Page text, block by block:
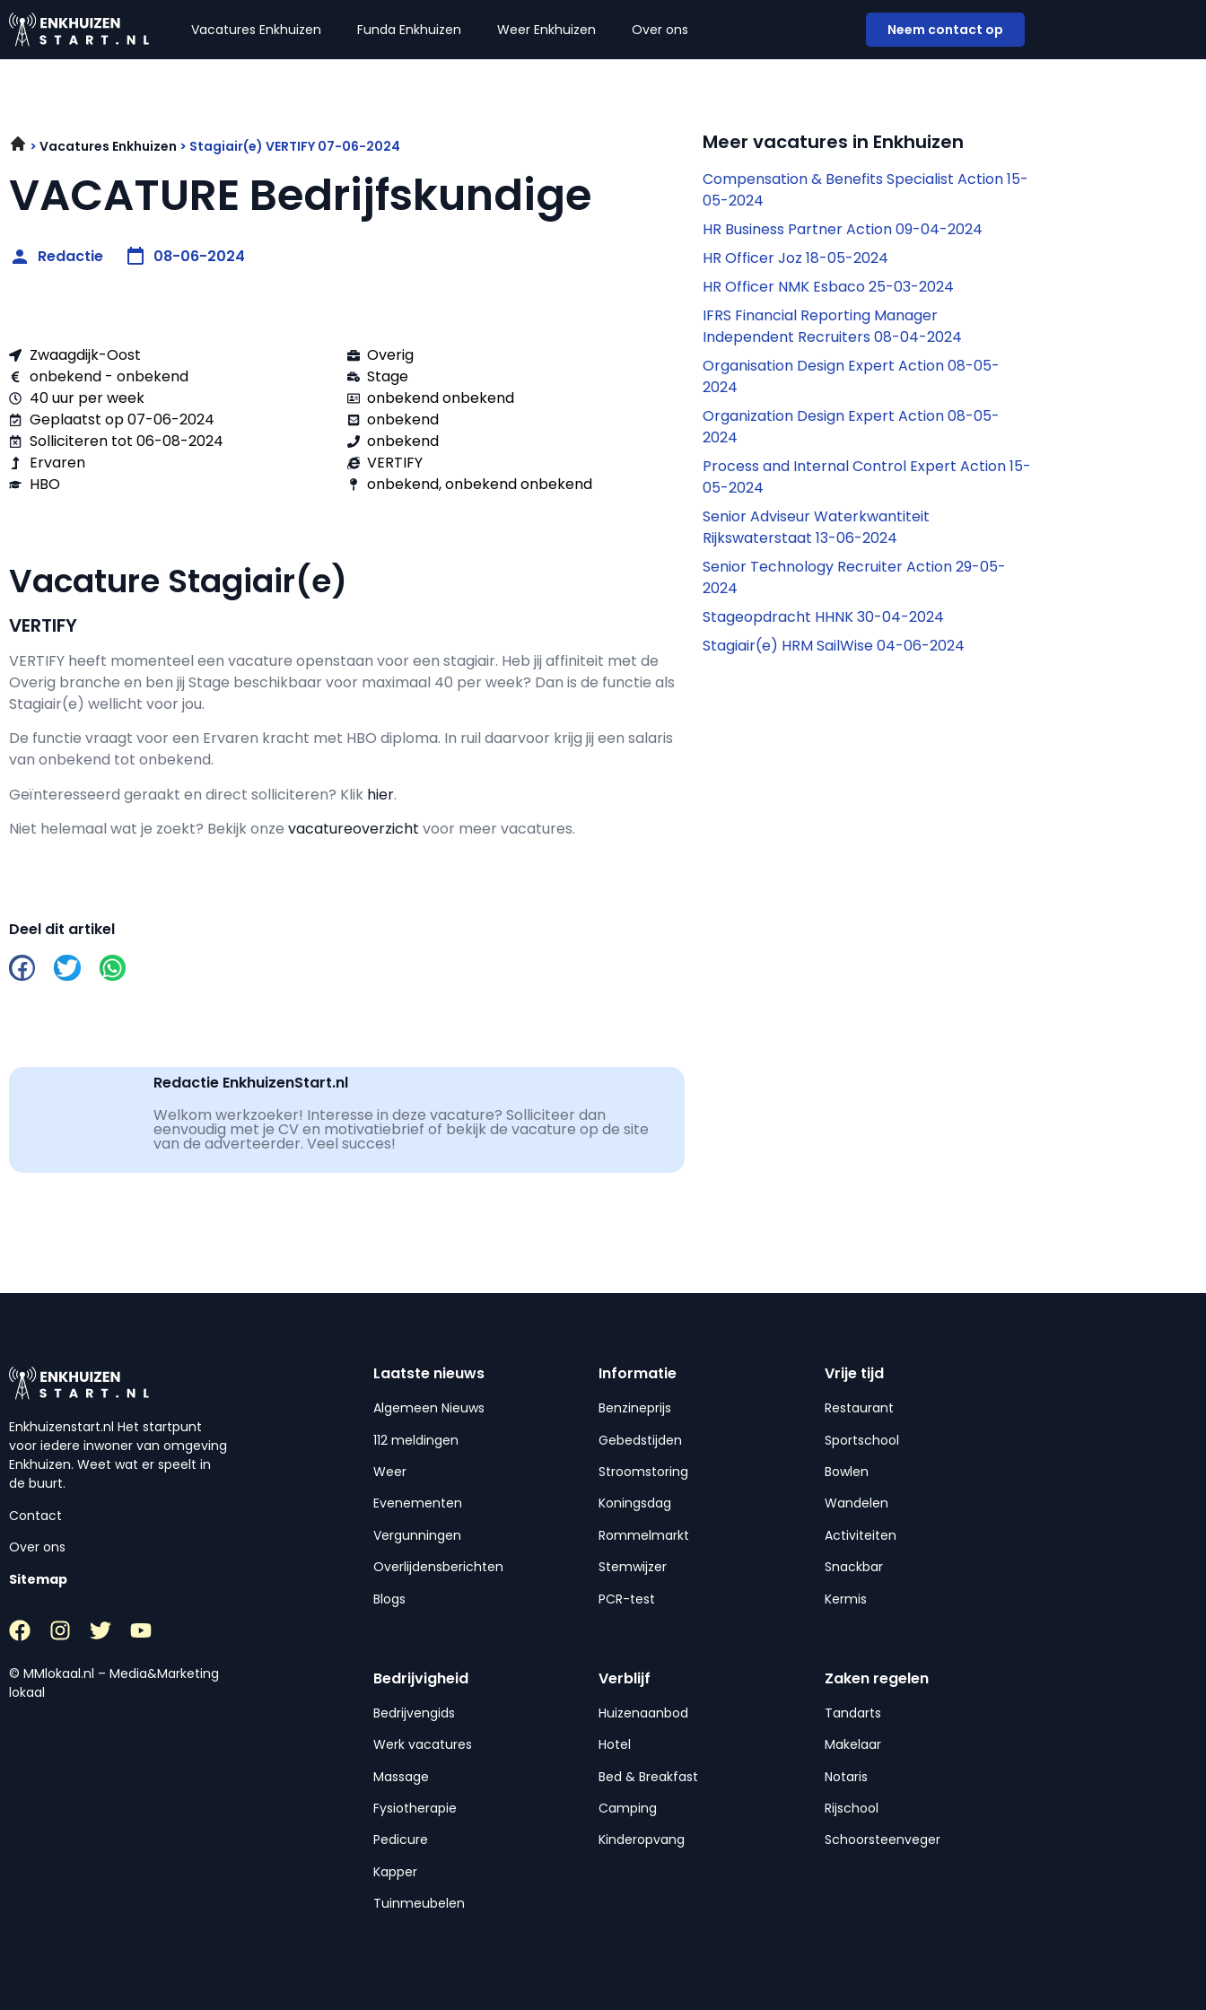
Vacatures Enkhuizen Funda Enkhuizen Weer Enkhuizen Over ons Neem contact op
Vacatures Enkhuizen Stagiair(e) VERTIFY 07-06-2024
VACATURE Bedrijfskundige
Redactie 08-06-2024
Zwaagdijk-Oost
onbekend - onbekend
40 uur per week
Geplaatst op 07-06-2024
Solliciteren tot 06-08-2024
Ervaren
HBO
Overig
Stage
onbekend onbekend
onbekend
onbekend
VERTIFY
onbekend, onbekend onbekend
Vacature Stagiair(e)
VERTIFY
VERTIFY heeft momenteel een vacature openstaan voor een stagiair. Heb jij affiniteit met de
Overig branche en ben jij Stage beschikbaar voor maximaal 40 per week? Dan is de functie als
Stagiair(e) wellicht voor jou.
De functie vraagt voor een Ervaren kracht met HBO diploma. In ruil daarvoor krijg jij een salaris
van onbekend tot onbekend.
Geïnteresseerd geraakt en direct solliciteren? Klik hier.
Niet helemaal wat je zoekt? Bekijk onze vacatureoverzicht voor meer vacatures.
Deel dit artikel
Redactie EnkhuizenStart.nl
Welkom werkzoeker! Interesse in deze vacature? Solliciteer dan
eenvoudig met je CV en motivatiebrief of bekijk de vacature op de site
van de adverteerder. Veel succes!
Meer vacatures in Enkhuizen
Compensation & Benefits Specialist Action 15-
05-2024
HR Business Partner Action 09-04-2024
HR Officer Joz 18-05-2024
HR Officer NMK Esbaco 25-03-2024
IFRS Financial Reporting Manager
Independent Recruiters 08-04-2024
Organisation Design Expert Action 08-05-
2024
Organization Design Expert Action 08-05-
2024
Process and Internal Control Expert Action 15-
05-2024
Senior Adviseur Waterkwantiteit
Rijkswaterstaat 13-06-2024
Senior Technology Recruiter Action 29-05-
2024
Stageopdracht HHNK 30-04-2024
Stagiair(e) HRM SailWise 04-06-2024
Enkhuizenstart.nl Het startpunt
voor iedere inwoner van omgeving
Enkhuizen. Weet wat er speelt in
de buurt.
Contact
Over ons
Sitemap
© MMlokaal.nl – Media&Marketing
lokaal
Laatste nieuws
Algemeen Nieuws
112 meldingen
Weer
Evenementen
Vergunningen
Overlijdensberichten
Blogs
Informatie
Benzineprijs
Gebedstijden
Stroomstoring
Koningsdag
Rommelmarkt
Stemwijzer
PCR-test
Vrije tijd
Restaurant
Sportschool
Bowlen
Wandelen
Activiteiten
Snackbar
Kermis
Bedrijvigheid
Bedrijvengids
Werk vacatures
Massage
Fysiotherapie
Pedicure
Kapper
Tuinmeubelen
Verblijf
Huizenaanbod
Hotel
Bed & Breakfast
Camping
Kinderopvang
Zaken regelen
Tandarts
Makelaar
Notaris
Rijschool
Schoorsteenveger